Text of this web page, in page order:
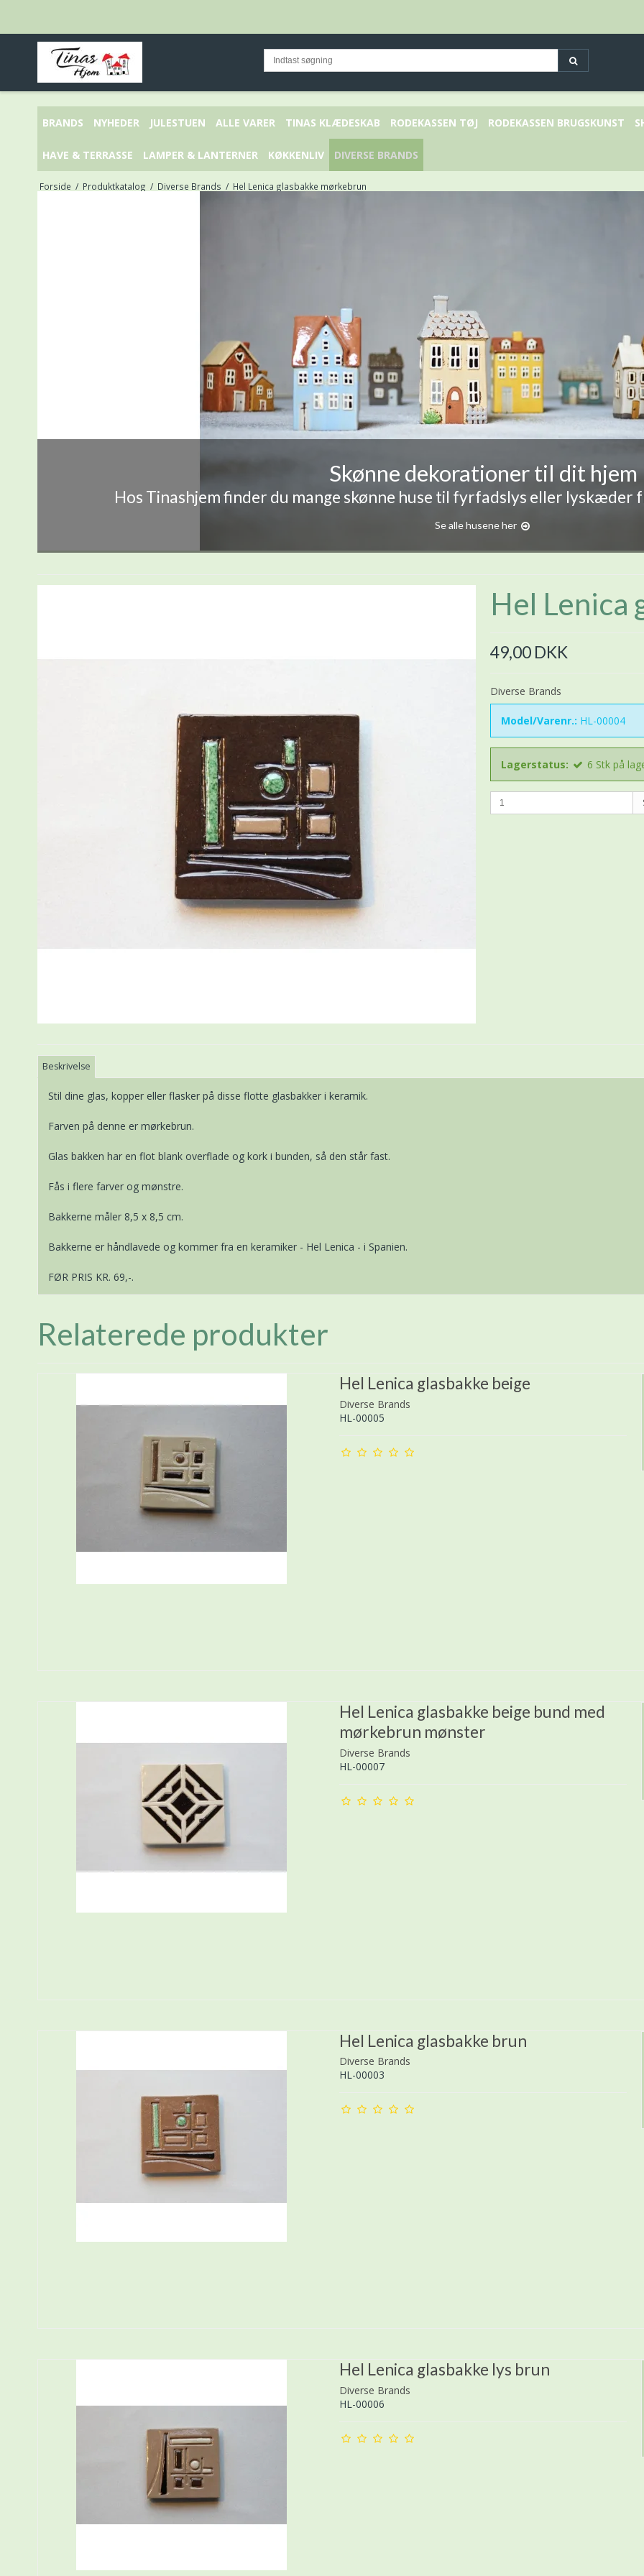
BRANDS NYHEDER JULESTUEN ALLE VARER TINAS KLÆDESKAB RODEKASSEN TØJ RODEKASSEN BRUGSKUNST
HAVE & TERRASSE LAMPER & LANTERNER KØKKENLIV DIVERSE BRANDS
Forside / Produktkatalog / Diverse Brands / Hel Lenica glasbakke mørkebrun
Skønne dekorationer til dit hjem
Hos Tinashjem finder du mange skønne huse til fyrfadslys eller lyskæder
Se alle husene her
Hel Lenica
49,00 DKK
Diverse Brands
Model/Varenr.: HL-00004
Lagerstatus: 6 Stk på
Beskrivelse
Stil dine glas, kopper eller flasker på disse flotte glasbakker i keramik.
Farven på denne er mørkebrun.
Glas bakken har en flot blank overflade og kork i bunden, så den står fast.
Fås i flere farver og mønstre.
Bakkerne måler 8,5 x 8,5 cm.
Bakkerne er håndlavede og kommer fra en keramiker - Hel Lenica - i Spanien.
FØR PRIS KR. 69,-.
Relaterede produkter
Hel Lenica glasbakke beige
Diverse Brands
HL-00005
Hel Lenica glasbakke beige bund med
mørkebrun mønster
Diverse Brands
HL-00007
Hel Lenica glasbakke brun
Diverse Brands
HL-00003
Hel Lenica glasbakke lys brun
Diverse Brands
HL-00006